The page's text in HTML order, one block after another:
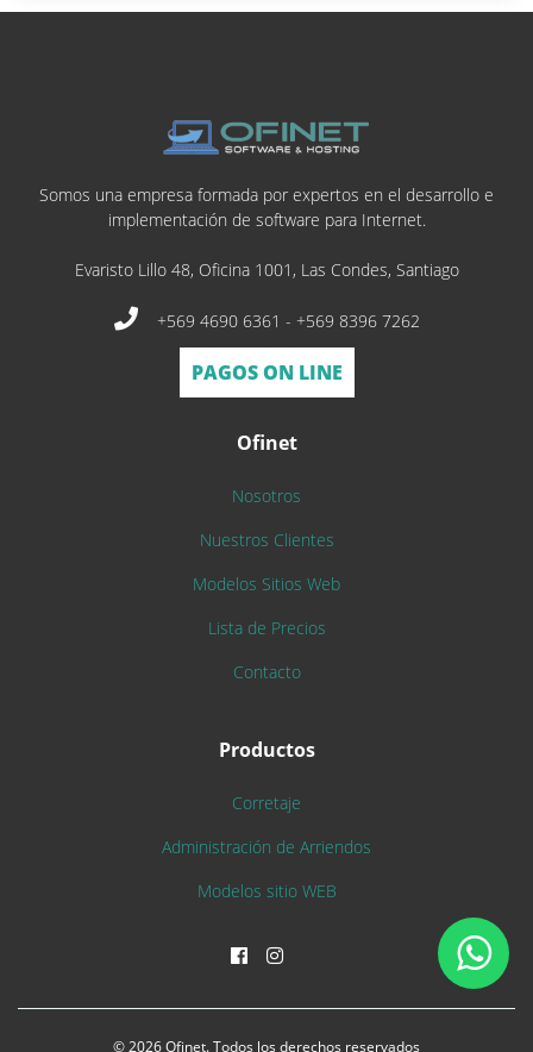
Somos una empresa formada por expertos en el desarrollo e
implementación de software para Internet.
Evaristo Lillo 48, Oficina 1001, Las Condes, Santiago
+569 4690 6361 - +569 8396 7262
PAGOS ON LINE
Ofinet
Nosotros
Nuestros Clientes
Modelos Sitios Web
Lista de Precios
Contacto
Productos
Corretaje
Administración de Arriendos
Modelos sitio WEB
© 2026 Ofinet. Todos los derechos reservados